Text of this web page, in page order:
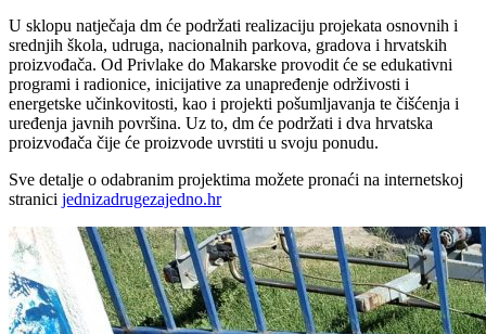
U sklopu natječaja dm će podržati realizaciju projekata osnovnih i
srednjih škola, udruga, nacionalnih parkova, gradova i hrvatskih
proizvođača. Od Privlake do Makarske provodit će se edukativni
programi i radionice, inicijative za unapređenje održivosti i
energetske učinkovitosti, kao i projekti pošumljavanja te čišćenja i
uređenja javnih površina. Uz to, dm će podržati i dva hrvatska
proizvođača čije će proizvode uvrstiti u svoju ponudu.
Sve detalje o odabranim projektima možete pronaći na internetskoj
stranici jednizadrugezajedno.hr